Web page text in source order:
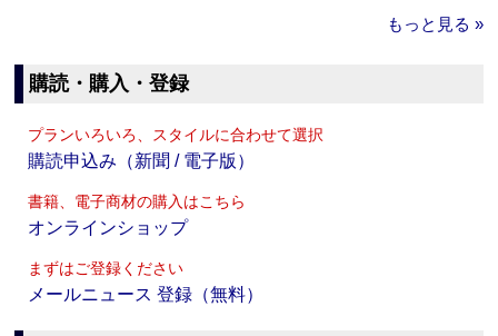
もっと見る »
購読・購入・登録
プランいろいろ、スタイルに合わせて選択
購読申込み（新聞 / 電子版）
書籍、電子商材の購入はこちら
オンラインショップ
まずはご登録ください
メールニュース 登録（無料）